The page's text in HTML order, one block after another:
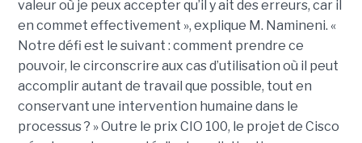
valeur où je peux accepter qu’il y ait des erreurs, car il
en commet effectivement », explique M. Namineni. «
Notre défi est le suivant : comment prendre ce
pouvoir, le circonscrire aux cas d’utilisation où il peut
accomplir autant de travail que possible, tout en
conservant une intervention humaine dans le
processus ? »Outre le prix CIO 100, le projet de Cisco